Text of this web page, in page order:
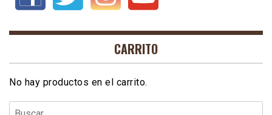
CARRITO
No hay productos en el carrito.
Buscar: